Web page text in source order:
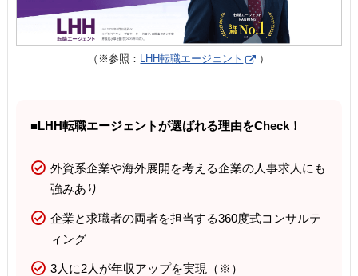
（※参照： LHH転職エージェント ）
■LHH転職エージェントが選ばれる理由をCheck！
外資系企業や海外展開を考える企業の人事求人にも
強みあり
企業と求職者の両者を担当する360度式コンサルテ
ィング
3人に2人が年収アップを実現（※）